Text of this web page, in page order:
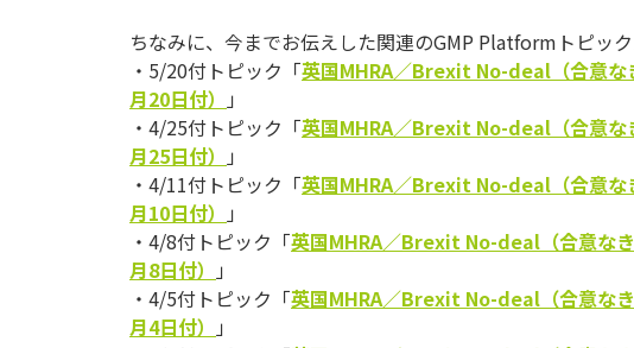
ちなみに、今までお伝えした関連のGMP Platformトピック
・5/20付トピック「英国MHRA／Brexit No-deal（合意な
月20日付）
」
・4/25付トピック「英国MHRA／Brexit No-deal（合意な
月25日付）
」
・4/11付トピック「英国MHRA／Brexit No-deal（合意な
月10日付）
」
・4/8付トピック「英国MHRA／Brexit No-deal（合意な
月8日付）
」
・4/5付トピック「英国MHRA／Brexit No-deal（合意な
月4日付）
」